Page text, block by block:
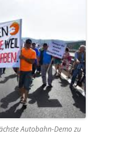
Autobahn-Demo zu